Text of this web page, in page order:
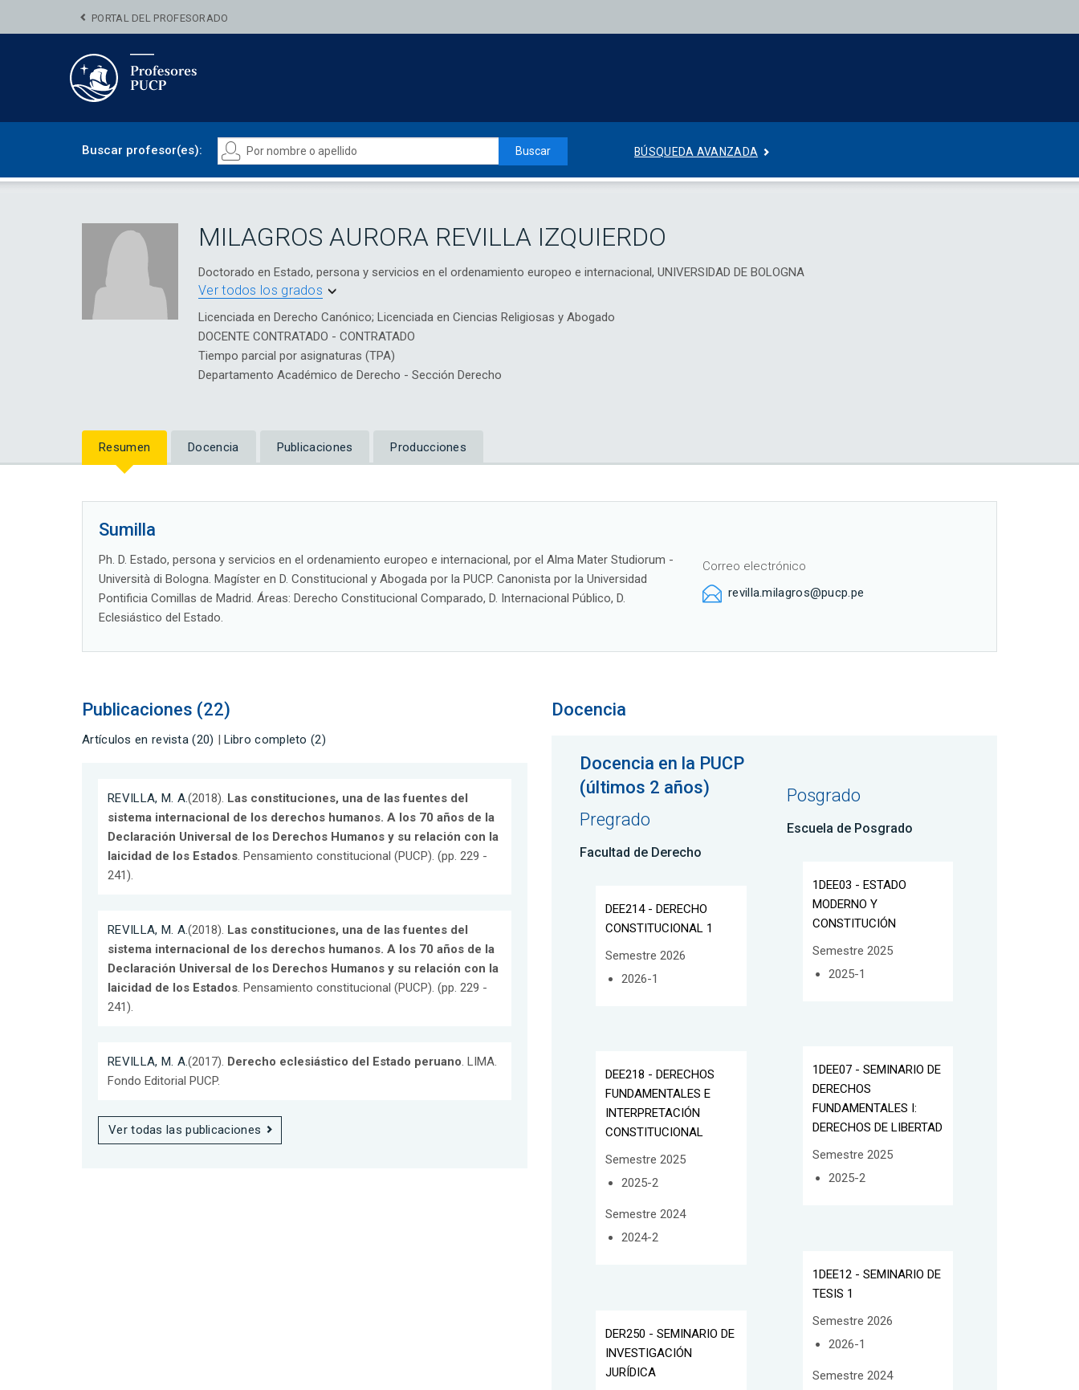
PORTAL DEL PROFESORADO
Buscar profesor(es): Buscar BÚSQUEDA AVANZADA
MILAGROS AURORA REVILLA IZQUIERDO
Doctorado en Estado, persona y servicios en el ordenamiento europeo e internacional, UNIVERSIDAD DE BOLOGNA
Ver todos los grados
Licenciada en Derecho Canónico; Licenciada en Ciencias Religiosas y Abogado
DOCENTE CONTRATADO - CONTRATADO
Tiempo parcial por asignaturas (TPA)
Departamento Académico de Derecho - Sección Derecho
Resumen Docencia Publicaciones Producciones
Sumilla
Ph. D. Estado, persona y servicios en el ordenamiento europeo e internacional, por el Alma Mater Studiorum -
Università di Bologna. Magíster en D. Constitucional y Abogada por la PUCP. Canonista por la Universidad
Pontificia Comillas de Madrid. Áreas: Derecho Constitucional Comparado, D. Internacional Público, D.
Eclesiástico del Estado.
Correo electrónico
revilla.milagros@pucp.pe
Publicaciones (22)
Artículos en revista (20) Libro completo (2)
REVILLA, M. A.(2018). Las constituciones, una de las fuentes del
sistema internacional de los derechos humanos. A los 70 años de la
Declaración Universal de los Derechos Humanos y su relación con la
laicidad de los Estados. Pensamiento constitucional (PUCP). (pp. 229 -
241).
REVILLA, M. A.(2018). Las constituciones, una de las fuentes del
sistema internacional de los derechos humanos. A los 70 años de la
Declaración Universal de los Derechos Humanos y su relación con la
laicidad de los Estados. Pensamiento constitucional (PUCP). (pp. 229 -
241).
REVILLA, M. A.(2017). Derecho eclesiástico del Estado peruano. LIMA.
Fondo Editorial PUCP.
Ver todas las publicaciones
Docencia
Docencia en la PUCP
(últimos 2 años)
Pregrado
Facultad de Derecho
DEE214 - DERECHO
CONSTITUCIONAL 1
Semestre 2026
2026-1
DEE218 - DERECHOS
FUNDAMENTALES E
INTERPRETACIÓN
CONSTITUCIONAL
Semestre 2025
2025-2
Semestre 2024
2024-2
DER250 - SEMINARIO DE
INVESTIGACIÓN
JURÍDICA
Posgrado
Escuela de Posgrado
1DEE03 - ESTADO
MODERNO Y
CONSTITUCIÓN
Semestre 2025
2025-1
1DEE07 - SEMINARIO DE
DERECHOS
FUNDAMENTALES I:
DERECHOS DE LIBERTAD
Semestre 2025
2025-2
1DEE12 - SEMINARIO DE
TESIS 1
Semestre 2026
2026-1
Semestre 2024